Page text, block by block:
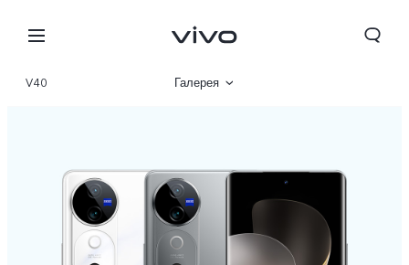
V40 Галерея
Характеристики